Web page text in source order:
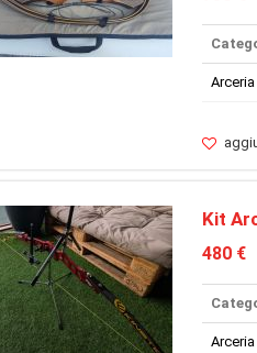
Arceria
Kit
480 €
Arceria